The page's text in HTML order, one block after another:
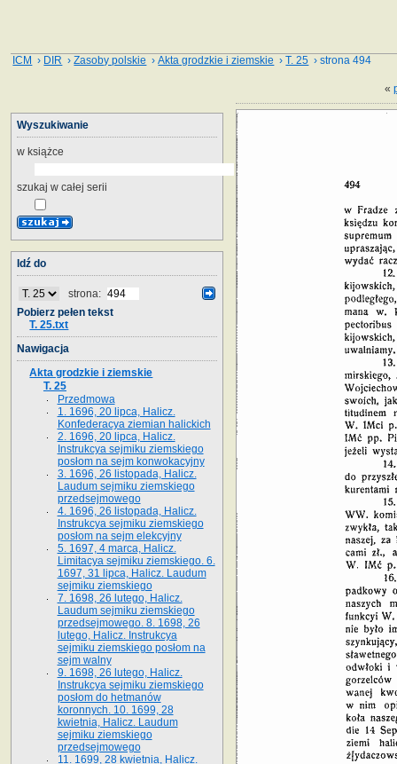
ICM › DIR ›Zasoby polskie ›Akta grodzkie i ziemskie ›T. 25 › strona 494
«
Wyszukiwanie
w książce
szukaj w całej serii
Idź do
strona:
Pobierz pełen tekst
T. 25.txt
Nawigacja
Akta grodzkie i ziemskie
T. 25
Przedmowa
1. 1696, 20 lipca, Halicz.
Konfederacya ziemian halickich
2. 1696, 20 lipca, Halicz.
Instrukcya sejmiku ziemskiego
posłom na sejm konwokacyjny
3. 1696, 26 listopada, Halicz.
Laudum sejmiku ziemskiego
przedsejmowego
4. 1696, 26 listopada, Halicz.
Instrukcya sejmiku ziemskiego
posłom na sejm elekcyjny
5. 1697, 4 marca, Halicz.
Limitacya sejmiku ziemskiego. 6.
1697, 31 lipca, Halicz. Laudum
sejmiku ziemskiego
7. 1698, 26 lutego, Halicz.
Laudum sejmiku ziemskiego
przedsejmowego. 8. 1698, 26
lutego, Halicz. Instrukcya
sejmiku ziemskiego posłom na
sejm walny
9. 1698, 26 lutego, Halicz.
Instrukcya sejmiku ziemskiego
posłom do hetmanów
koronnych. 10. 1699, 28
kwietnia, Halicz. Laudum
sejmiku ziemskiego
przedsejmowego
11. 1699, 28 kwietnia, Halicz.